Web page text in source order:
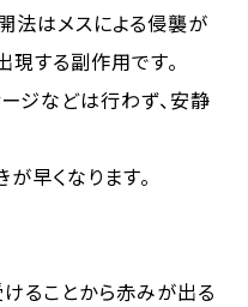
法はメスによる侵襲が
現する副作用です。
ジなどは行わず、安静
早くなります。
ることから赤みが出る